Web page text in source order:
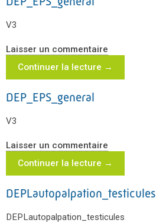
V3
Continuer la lecture →
Laisser un commentaire
DEP_EPS_general
V3
Continuer la lecture →
Laisser un commentaire
DEPLautopalpation_testicules
DEPLautopalpation_testicules